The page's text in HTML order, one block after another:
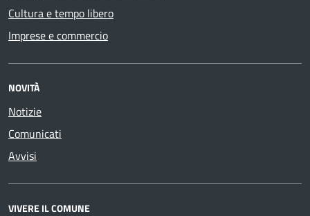
Cultura e tempo libero
Imprese e commercio
NOVITÀ
Notizie
Comunicati
Avvisi
VIVERE IL COMUNE